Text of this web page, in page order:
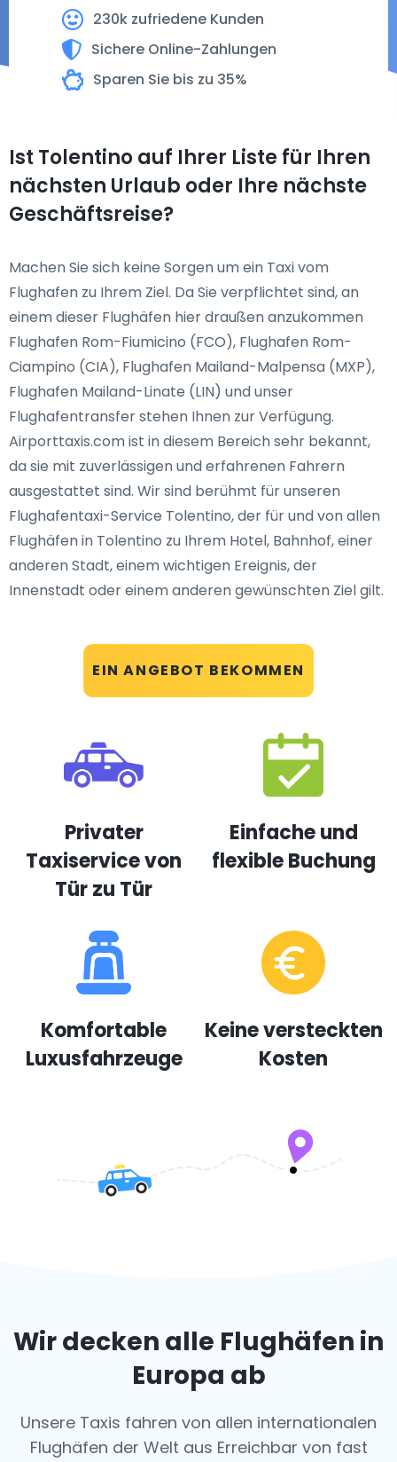
230k zufriedene Kunden
Sichere Online-Zahlungen
Sparen Sie bis zu 35%
EIN ANGEBOT BEKOMMEN
Ist Tolentino auf Ihrer Liste für Ihren
nächsten Urlaub oder Ihre nächste
Geschäftsreise?
Machen Sie sich keine Sorgen um ein Taxi vom
Flughafen zu Ihrem Ziel. Da Sie verpflichtet sind, an
einem dieser Flughäfen hier draußen anzukommen
Flughafen Rom-Fiumicino (FCO), Flughafen Rom-
Ciampino (CIA), Flughafen Mailand-Malpensa (MXP),
Flughafen Mailand-Linate (LIN) und unser
Flughafentransfer stehen Ihnen zur Verfügung.
Airporttaxis.com ist in diesem Bereich sehr bekannt,
da sie mit zuverlässigen und erfahrenen Fahrern
ausgestattet sind. Wir sind berühmt für unseren
Flughafentaxi-Service Tolentino, der für und von allen
Flughäfen in Tolentino zu Ihrem Hotel, Bahnhof, einer
anderen Stadt, einem wichtigen Ereignis, der
Innenstadt oder einem anderen gewünschten Ziel gilt.
Privater
Taxiservice von
Tür zu Tür
Einfache und
flexible Buchung
Komfortable
Luxusfahrzeuge
Keine versteckten
Kosten
Wir decken alle Flughäfen in
Europa ab
Unsere Taxis fahren von allen internationalen
Flughäfen der Welt aus Erreichbar von fast